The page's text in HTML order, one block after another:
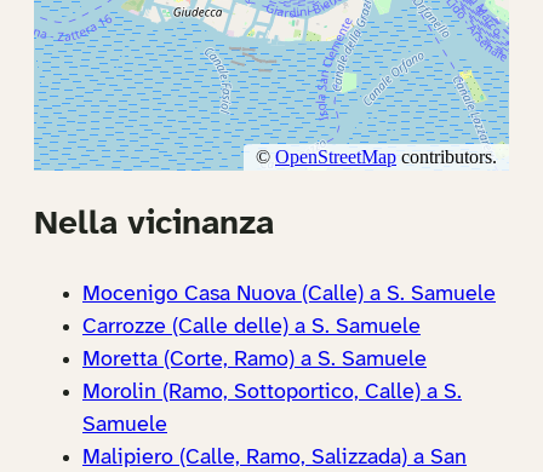
Nella vicinanza
Mocenigo Casa Nuova (Calle) a S. Samuele
Carrozze (Calle delle) a S. Samuele
Moretta (Corte, Ramo) a S. Samuele
Morolin (Ramo, Sottoportico, Calle) a S.
Samuele
Malipiero (Calle, Ramo, Salizzada) a San